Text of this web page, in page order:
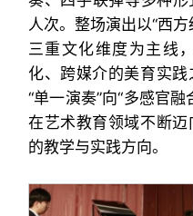
人次。整场演出以“西
三重文化维度为主线
化、跨媒介的美育实
“单一演奏”向“多感官
在艺术教育领域不断
的教学与实践方向。